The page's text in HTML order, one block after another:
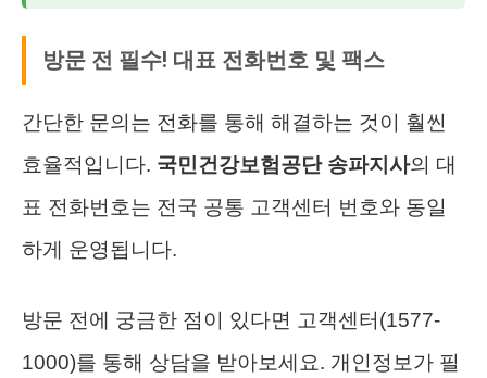
방문 전 필수! 대표 전화번호 및 팩스
간단한 문의는 전화를 통해 해결하는 것이 훨씬
효율적입니다. 국민건강보험공단 송파지사의 대
표 전화번호는 전국 공통 고객센터 번호와 동일
하게 운영됩니다.
방문 전에 궁금한 점이 있다면 고객센터(1577-
1000)를 통해 상담을 받아보세요. 개인정보가 필